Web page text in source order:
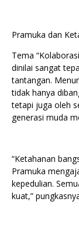
Pramuka dan
Tema
dinilai sangat
tantangan.
tidak hanya
tetapi juga oleh
generasi muda
“Ketahanan
Pramuka
kepedulian.
kuat,”